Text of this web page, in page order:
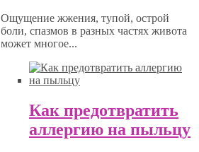
Ощущение жжения, тупой, острой
боли, спазмов в разных частях живота
может многое...
Как предотвратить
аллергию на пыльцу